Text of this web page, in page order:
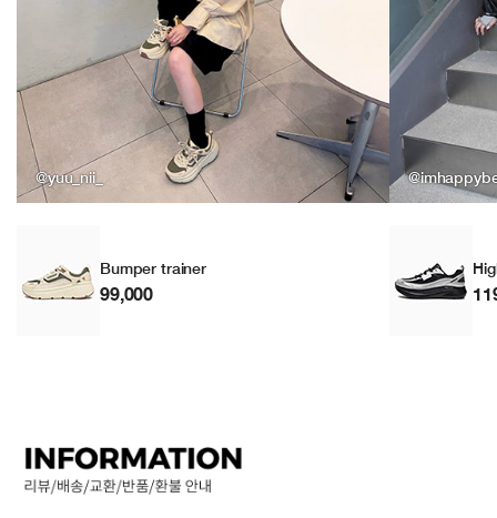
@yuu_nii_
Bumper trainer
99,000